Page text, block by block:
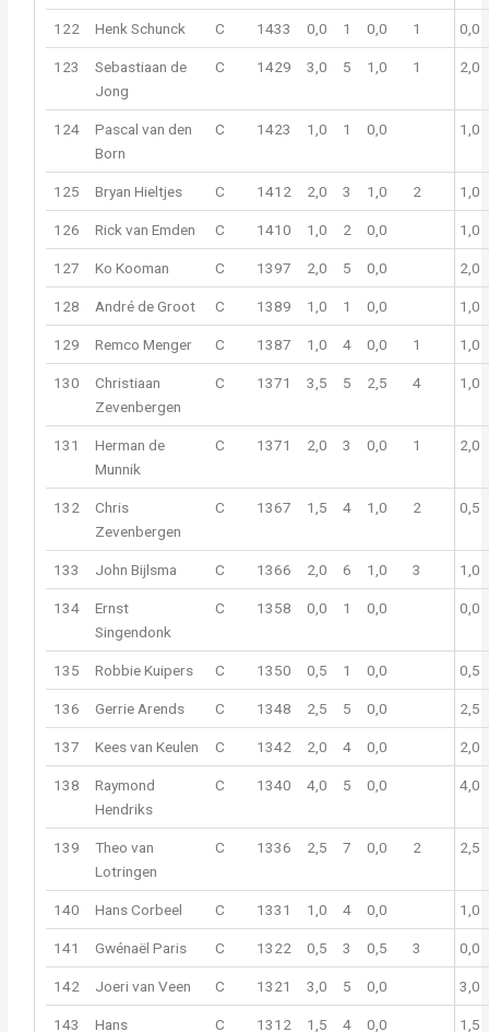
122 Henk Schunck C 1433 0,0 1 0,0 1 0,0
123
Sebastiaan de
Jong
C 1429 3,0 5 1,0 1 2,0
124
Pascal van den
Born
C 1423 1,0 1 0,0 1,0
125 Bryan Hieltjes C 1412 2,0 3 1,0 2 1,0
126 Rick van Emden C 1410 1,0 2 0,0 1,0
127 Ko Kooman C 1397 2,0 5 0,0 2,0
128 André de Groot C 1389 1,0 1 0,0 1,0
129 Remco Menger C 1387 1,0 4 0,0 1 1,0
130
Christiaan
Zevenbergen
C 1371 3,5 5 2,5 4 1,0
131
Herman de
Munnik
C 1371 2,0 3 0,0 1 2,0
132
Chris
Zevenbergen
C 1367 1,5 4 1,0 2 0,5
133 John Bijlsma C 1366 2,0 6 1,0 3 1,0
134
Ernst
Singendonk
C 1358 0,0 1 0,0 0,0
135 Robbie Kuipers C 1350 0,5 1 0,0 0,5
136 Gerrie Arends C 1348 2,5 5 0,0 2,5
137 Kees van Keulen C 1342 2,0 4 0,0 2,0
138
Raymond
Hendriks
C 1340 4,0 5 0,0 4,0
139
Theo van
Lotringen
C 1336 2,5 7 0,0 2 2,5
140 Hans Corbeel C 1331 1,0 4 0,0 1,0
141 Gwénaël Paris C 1322 0,5 3 0,5 3 0,0
142 Joeri van Veen C 1321 3,0 5 0,0 3,0
143 Hans C 1312 1,5 4 0,0 1,5